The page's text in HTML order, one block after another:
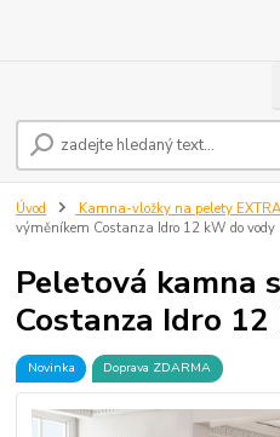
Úvod Kamna-vložky na pelety
výměníkem Costanza Idro 12 kW do vody
Peletová kamna
Costanza Idro
Novinka Doprava ZDARMA